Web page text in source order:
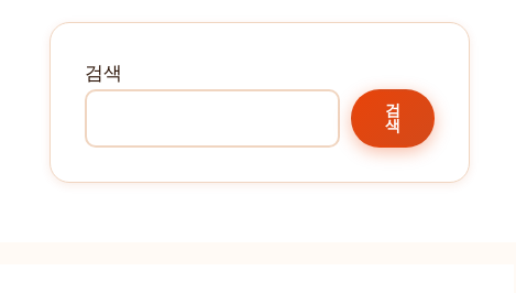
검색
검
색